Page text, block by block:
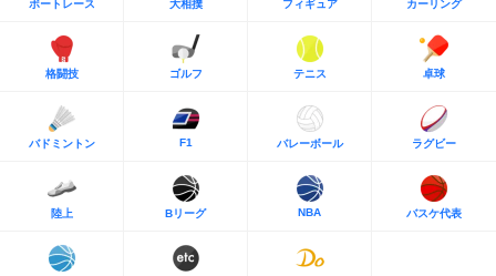
ボートレース 大相撲 フィギュア カーリング
格闘技 ゴルフ テニス 卓球
バドミントン F1 バレーボール ラグビー
陸上 Bリーグ NBA バスケ代表